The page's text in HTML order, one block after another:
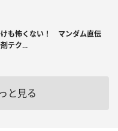
も怖くない！ マンダム直伝
テク...
と見る